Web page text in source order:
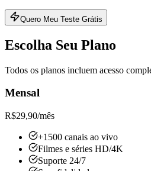
Quero Meu Teste Grátis
Escolha Seu Plano
Todos os planos incluem acesso
Mensal
R$29,90/mês
+1500 canais ao vivo
Filmes e séries HD/4K
Suporte 24/7